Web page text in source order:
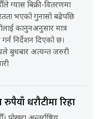
ग्यास बिक्री-वितरणमा
भएको गुनासो बढेपछि
कानुनअनुसार मात्र
गर्न निर्देशन दिएको छ।
बुधबार अत्यन्त जरुरी
धरौटीमा रिहा